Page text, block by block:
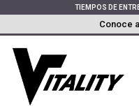
TIEMPOS DE
Conoce